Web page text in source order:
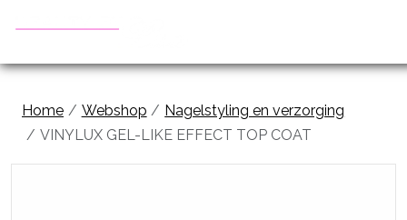
Home Webshop
Nagelstyling en verzorging
VINYLUX GEL-LIKE EFFECT TOP COAT